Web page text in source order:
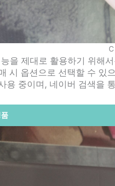
을 제대로 활용하기 위해
시 옵션으로 선택할 수 있
용 중이며, 네이버 검색을